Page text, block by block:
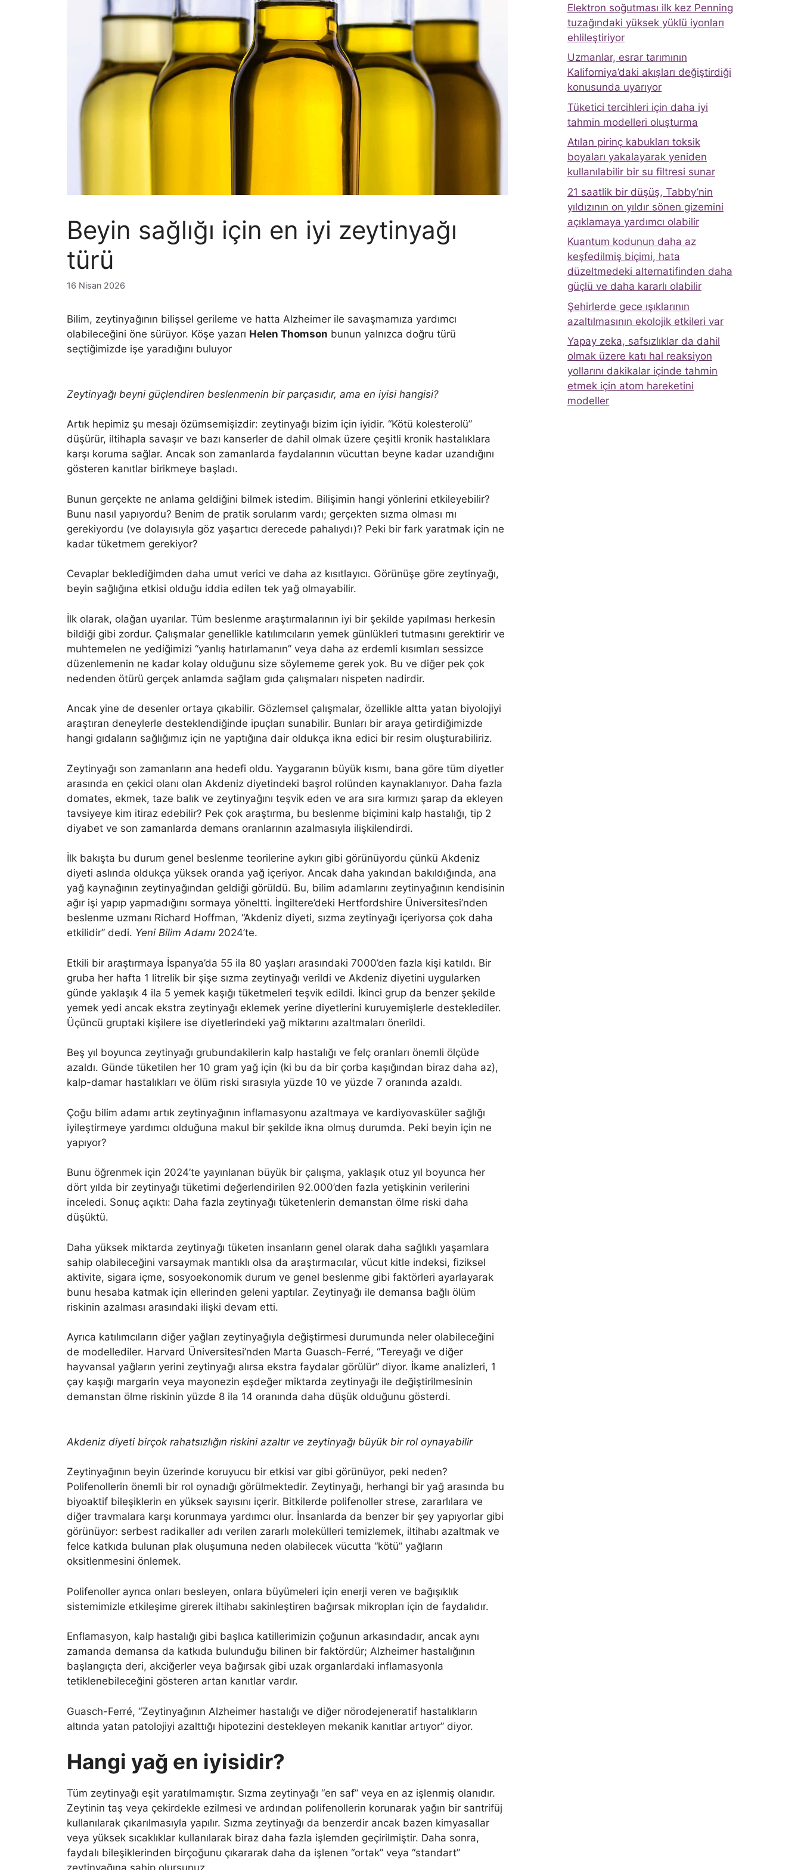
Beyin sağlığı için en iyi zeytinyağı
türü
16 Nisan 2026
Bilim, zeytinyağının bilişsel gerileme ve hatta Alzheimer ile savaşmamıza yardımcı
olabileceğini öne sürüyor. Köşe yazarı Helen Thomson bunun yalnızca doğru türü
seçtiğimizde işe yaradığını buluyor
Zeytinyağı beyni güçlendiren beslenmenin bir parçasıdır, ama en iyisi hangisi?
Artık hepimiz şu mesajı özümsemişizdir: zeytinyağı bizim için iyidir. “Kötü kolesterolü”
düşürür, iltihapla savaşır ve bazı kanserler de dahil olmak üzere çeşitli kronik hastalıklara
karşı koruma sağlar. Ancak son zamanlarda faydalarının vücuttan beyne kadar uzandığını
gösteren kanıtlar birikmeye başladı.
Bunun gerçekte ne anlama geldiğini bilmek istedim. Bilişimin hangi yönlerini etkileyebilir?
Bunu nasıl yapıyordu? Benim de pratik sorularım vardı; gerçekten sızma olması mı
gerekiyordu (ve dolayısıyla göz yaşartıcı derecede pahalıydı)? Peki bir fark yaratmak için ne
kadar tüketmem gerekiyor?
Cevaplar beklediğimden daha umut verici ve daha az kısıtlayıcı. Görünüşe göre zeytinyağı,
beyin sağlığına etkisi olduğu iddia edilen tek yağ olmayabilir.
İlk olarak, olağan uyarılar. Tüm beslenme araştırmalarının iyi bir şekilde yapılması herkesin
bildiği gibi zordur. Çalışmalar genellikle katılımcıların yemek günlükleri tutmasını gerektirir ve
muhtemelen ne yediğimizi “yanlış hatırlamanın” veya daha az erdemli kısımları sessizce
düzenlemenin ne kadar kolay olduğunu size söylememe gerek yok. Bu ve diğer pek çok
nedenden ötürü gerçek anlamda sağlam gıda çalışmaları nispeten nadirdir.
Ancak yine de desenler ortaya çıkabilir. Gözlemsel çalışmalar, özellikle altta yatan biyolojiyi
araştıran deneylerle desteklendiğinde ipuçları sunabilir. Bunları bir araya getirdiğimizde
hangi gıdaların sağlığımız için ne yaptığına dair oldukça ikna edici bir resim oluşturabiliriz.
Zeytinyağı son zamanların ana hedefi oldu. Yaygaranın büyük kısmı, bana göre tüm diyetler
arasında en çekici olanı olan Akdeniz diyetindeki başrol rolünden kaynaklanıyor. Daha fazla
domates, ekmek, taze balık ve zeytinyağını teşvik eden ve ara sıra kırmızı şarap da ekleyen
tavsiyeye kim itiraz edebilir? Pek çok araştırma, bu beslenme biçimini kalp hastalığı, tip 2
diyabet ve son zamanlarda demans oranlarının azalmasıyla ilişkilendirdi.
İlk bakışta bu durum genel beslenme teorilerine aykırı gibi görünüyordu çünkü Akdeniz
diyeti aslında oldukça yüksek oranda yağ içeriyor. Ancak daha yakından bakıldığında, ana
yağ kaynağının zeytinyağından geldiği görüldü. Bu, bilim adamlarını zeytinyağının kendisinin
ağır işi yapıp yapmadığını sormaya yöneltti. İngiltere’deki Hertfordshire Üniversitesi’nden
beslenme uzmanı Richard Hoffman, “Akdeniz diyeti, sızma zeytinyağı içeriyorsa çok daha
etkilidir” dedi. Yeni Bilim Adamı 2024’te.
Etkili bir araştırmaya İspanya’da 55 ila 80 yaşları arasındaki 7000’den fazla kişi katıldı. Bir
gruba her hafta 1 litrelik bir şişe sızma zeytinyağı verildi ve Akdeniz diyetini uygularken
günde yaklaşık 4 ila 5 yemek kaşığı tüketmeleri teşvik edildi. İkinci grup da benzer şekilde
yemek yedi ancak ekstra zeytinyağı eklemek yerine diyetlerini kuruyemişlerle desteklediler.
Üçüncü gruptaki kişilere ise diyetlerindeki yağ miktarını azaltmaları önerildi.
Beş yıl boyunca zeytinyağı grubundakilerin kalp hastalığı ve felç oranları önemli ölçüde
azaldı. Günde tüketilen her 10 gram yağ için (ki bu da bir çorba kaşığından biraz daha az),
kalp-damar hastalıkları ve ölüm riski sırasıyla yüzde 10 ve yüzde 7 oranında azaldı.
Çoğu bilim adamı artık zeytinyağının inflamasyonu azaltmaya ve kardiyovasküler sağlığı
iyileştirmeye yardımcı olduğuna makul bir şekilde ikna olmuş durumda. Peki beyin için ne
yapıyor?
Bunu öğrenmek için 2024’te yayınlanan büyük bir çalışma, yaklaşık otuz yıl boyunca her
dört yılda bir zeytinyağı tüketimi değerlendirilen 92.000’den fazla yetişkinin verilerini
inceledi. Sonuç açıktı: Daha fazla zeytinyağı tüketenlerin demanstan ölme riski daha
düşüktü.
Daha yüksek miktarda zeytinyağı tüketen insanların genel olarak daha sağlıklı yaşamlara
sahip olabileceğini varsaymak mantıklı olsa da araştırmacılar, vücut kitle indeksi, fiziksel
aktivite, sigara içme, sosyoekonomik durum ve genel beslenme gibi faktörleri ayarlayarak
bunu hesaba katmak için ellerinden geleni yaptılar. Zeytinyağı ile demansa bağlı ölüm
riskinin azalması arasındaki ilişki devam etti.
Ayrıca katılımcıların diğer yağları zeytinyağıyla değiştirmesi durumunda neler olabileceğini
de modellediler. Harvard Üniversitesi’nden Marta Guasch-Ferré, “Tereyağı ve diğer
hayvansal yağların yerini zeytinyağı alırsa ekstra faydalar görülür” diyor. İkame analizleri, 1
çay kaşığı margarin veya mayonezin eşdeğer miktarda zeytinyağı ile değiştirilmesinin
demanstan ölme riskinin yüzde 8 ila 14 oranında daha düşük olduğunu gösterdi.
Akdeniz diyeti birçok rahatsızlığın riskini azaltır ve zeytinyağı büyük bir rol oynayabilir
Zeytinyağının beyin üzerinde koruyucu bir etkisi var gibi görünüyor, peki neden?
Polifenollerin önemli bir rol oynadığı görülmektedir. Zeytinyağı, herhangi bir yağ arasında bu
biyoaktif bileşiklerin en yüksek sayısını içerir. Bitkilerde polifenoller strese, zararlılara ve
diğer travmalara karşı korunmaya yardımcı olur. İnsanlarda da benzer bir şey yapıyorlar gibi
görünüyor: serbest radikaller adı verilen zararlı molekülleri temizlemek, iltihabı azaltmak ve
felce katkıda bulunan plak oluşumuna neden olabilecek vücutta “kötü” yağların
oksitlenmesini önlemek.
Polifenoller ayrıca onları besleyen, onlara büyümeleri için enerji veren ve bağışıklık
sistemimizle etkileşime girerek iltihabı sakinleştiren bağırsak mikropları için de faydalıdır.
Enflamasyon, kalp hastalığı gibi başlıca katillerimizin çoğunun arkasındadır, ancak aynı
zamanda demansa da katkıda bulunduğu bilinen bir faktördür; Alzheimer hastalığının
başlangıçta deri, akciğerler veya bağırsak gibi uzak organlardaki inflamasyonla
tetiklenebileceğini gösteren artan kanıtlar vardır.
Guasch-Ferré, “Zeytinyağının Alzheimer hastalığı ve diğer nörodejeneratif hastalıkların
altında yatan patolojiyi azalttığı hipotezini destekleyen mekanik kanıtlar artıyor” diyor.
Hangi yağ en iyisidir?
Tüm zeytinyağı eşit yaratılmamıştır. Sızma zeytinyağı “en saf” veya en az işlenmiş olanıdır.
Zeytinin taş veya çekirdekle ezilmesi ve ardından polifenollerin korunarak yağın bir santrifüj
kullanılarak çıkarılmasıyla yapılır. Sızma zeytinyağı da benzerdir ancak bazen kimyasallar
veya yüksek sıcaklıklar kullanılarak biraz daha fazla işlemden geçirilmiştir. Daha sonra,
faydalı bileşiklerinden birçoğunu çıkararak daha da işlenen “ortak” veya “standart”
Elektron soğutması ilk kez Penning
tuzağındaki yüksek yüklü iyonları
ehlileştiriyor
Uzmanlar, esrar tarımının
Kaliforniya’daki akışları değiştirdiği
konusunda uyarıyor
Tüketici tercihleri ​​için daha iyi
tahmin modelleri oluşturma
Atılan pirinç kabukları toksik
boyaları yakalayarak yeniden
kullanılabilir bir su filtresi sunar
21 saatlik bir düşüş, Tabby’nin
yıldızının on yıldır sönen gizemini
açıklamaya yardımcı olabilir
Kuantum kodunun daha az
keşfedilmiş biçimi, hata
düzeltmedeki alternatifinden daha
güçlü ve daha kararlı olabilir
Şehirlerde gece ışıklarının
azaltılmasının ekolojik etkileri var
Yapay zeka, safsızlıklar da dahil
olmak üzere katı hal reaksiyon
yollarını dakikalar içinde tahmin
etmek için atom hareketini
modeller